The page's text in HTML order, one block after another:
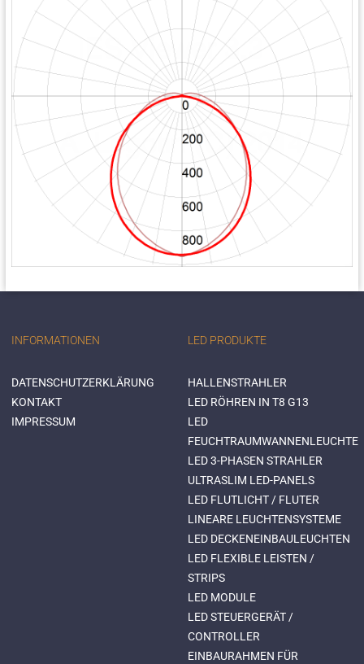
INFORMATIONEN
DATENSCHUTZERKLÄRUNG
KONTAKT
IMPRESSUM
LED PRODUKTE
HALLENSTRAHLER
LED RÖHREN IN T8 G13
LED
FEUCHTRAUMWANNENLEUCHTE
LED 3-PHASEN STRAHLER
ULTRASLIM LED-PANELS
LED FLUTLICHT / FLUTER
LINEARE LEUCHTENSYSTEME
LED DECKENEINBAULEUCHTEN
LED FLEXIBLE LEISTEN /
STRIPS
LED MODULE
LED STEUERGERÄT /
CONTROLLER
EINBAURAHMEN FÜR